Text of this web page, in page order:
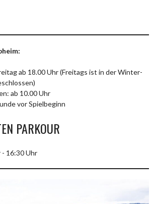
ab 18.00 Uhr (Freitags ist in der Winter-
ab 10.00 Uhr
vor Spielbeginn
PARKOUR
16:30 Uhr